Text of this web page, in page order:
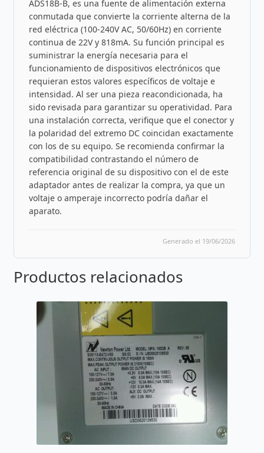
ADS18B-B, es una fuente de alimentación externa
conmutada que convierte la corriente alterna de la
red eléctrica (100-240V AC, 50/60Hz) en corriente
continua de 22V y 818mA. Su función principal es
suministrar la energía necesaria para el
funcionamiento de dispositivos electrónicos que
requieran estos valores específicos de voltaje e
intensidad. Al ser una pieza reacondicionada, ha
sido revisada para garantizar su operatividad. Para
una instalación correcta, verifique que el conector y
la polaridad del extremo DC coincidan exactamente
con los de su equipo. Se recomienda confirmar la
compatibilidad contrastando el número de
referencia original de su dispositivo con el de este
adaptador antes de realizar la compra, ya que un
voltaje o amperaje incorrecto podría dañar el
aparato.
Generado el 19/06/2026
Productos relacionados